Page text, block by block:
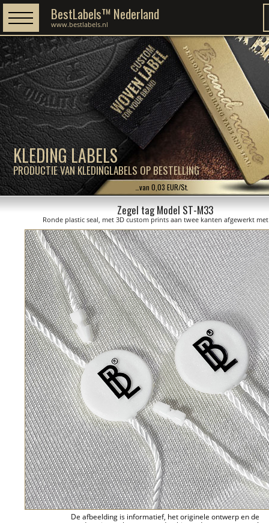
KLEDING LABELS
PRODUCTIE VAN KLEDINGLABELS OP BESTELLING
BestLabels™ Nederland
www.bestlabels.nl
…van 0,03 EUR/St.
Zegel tag Model ST-M33
Ronde plastic seal, met 3D custom prints aan twee kanten afgewerkt
De afbeelding is informatief, het originele ontwerp en de